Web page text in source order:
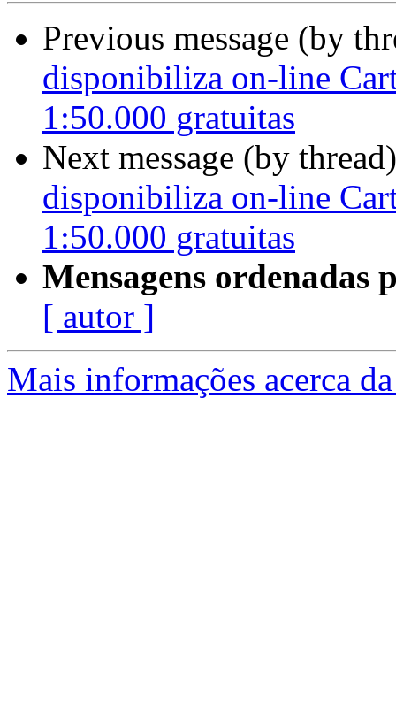
Previous message (by
disponibiliza on-line
1:50.000 gratuitas
Next message (by
disponibiliza on-line
1:50.000 gratuitas
Mensagens ordenadas
[ autor ]
Mais informações acerca